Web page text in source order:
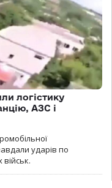
логістику
АЗС і
ударів по
військ.